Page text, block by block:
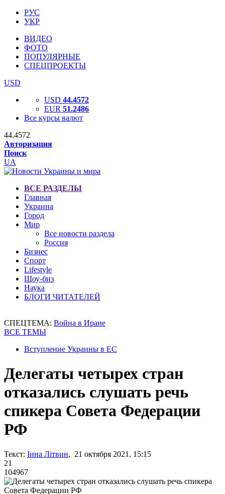
РУС
УКР
ВИДЕО
ФОТО
ПОПУЛЯРНЫЕ
СПЕЦПРОЕКТЫ
USD
USD 44.4572
EUR 51.2486
Все курсы валют
44.4572
Авторизация
Поиск
UA
ВСЕ РАЗДЕЛЫ
Главная
Украина
Город
Мир
Все новости раздела
Россия
Бизнес
Спорт
Lifestyle
Шоу-биз
Наука
БЛОГИ ЧИТАТЕЛЕЙ
СПЕЦТЕМА: Война в Иране
ВСЕ ТЕМЫ
Вступление Украины в ЕС
Делегаты четырех стран
отказались слушать речь
спикера Совета Федерации
РФ
Текст: Інна Літвин, 21 октября 2021, 15:15
21
104967